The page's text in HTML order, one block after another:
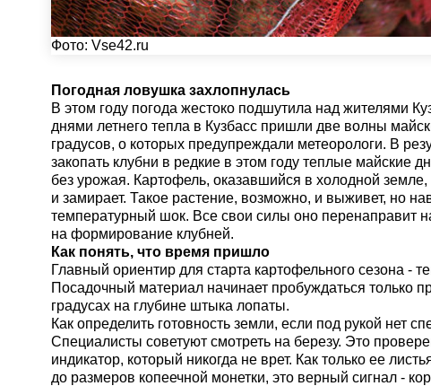
Фото: Vse42.ru
Погодная ловушка захлопнулась
В этом году погода жестоко подшутила над жителями
днями летнего тепла в Кузбасс пришли две волны
градусов, о которых предупреждали метеорологи. В
закопать клубни в редкие в этом году теплые майские
без урожая. Картофель, оказавшийся в холодной
и замирает. Такое растение, возможно, и выживет, но
температурный шок. Все свои силы оно перенаправит
на формирование клубней.
Как понять, что время пришло
Главный ориентир для старта картофельного сезона -
Посадочный материал начинает пробуждаться только
градусах на глубине штыка лопаты.
Как определить готовность земли, если под рукой нет
Специалисты советуют смотреть на березу. Это
индикатор, который никогда не врет. Как только ее
до размеров копеечной монетки, это верный сигнал -